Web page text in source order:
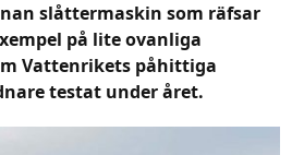
slåttermaskin som räfsar
på lite ovanliga
Vattenrikets påhittiga
testat under året.